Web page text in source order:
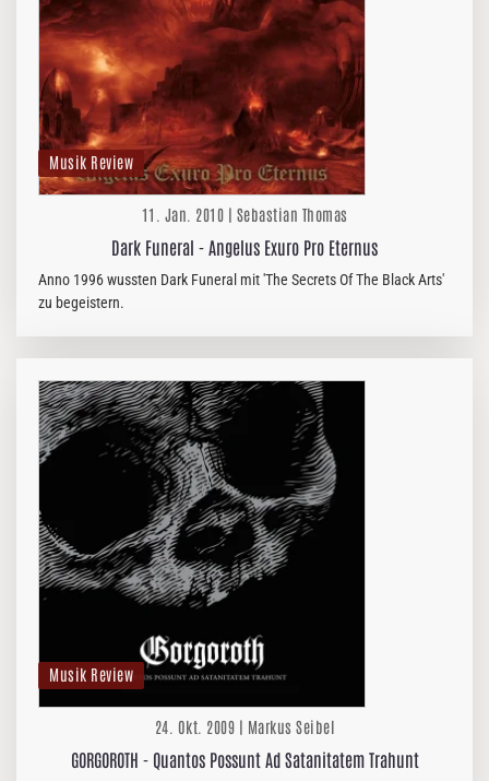
Musik Review
11. Jan. 2010 | Sebastian Thomas
Dark Funeral - Angelus Exuro Pro Eternus
Anno 1996 wussten Dark Funeral mit 'The Secrets Of The Black Arts'
zu begeistern.
Musik Review
24. Okt. 2009 | Markus Seibel
GORGOROTH - Quantos Possunt Ad Satanitatem Trahunt